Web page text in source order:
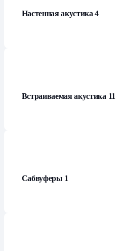
Настенная акустика4
Встраиваемая акустика 11
Сабвуферы 1